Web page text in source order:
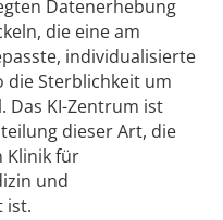
Datenerhebung
die eine am
individualisierte
die Sterblichkeit um
Das KI-Zentrum ist
dieser Art, die
Klinik für
und
ist.